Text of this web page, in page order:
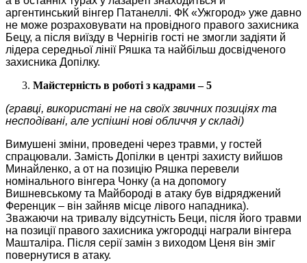
аргентинський вінгер Патанеллі. ФК «Ужгород» уже давно
не може розраховувати на провідного правого захисника
Бецу, а після виїзду в Чернігів гості не змогли задіяти й
лідера середньої лінії Ряшка та найбільш досвідченого
захисника Допілку.
Майстерність в роботі з кадрами – 5
(гравці, використані не на своїх звичних позиціях та
несподівані, але успішні нові обличчя у складі)
Вимушені зміни, проведені через травми, у гостей
спрацювали. Замість Допілки в центрі захисту вийшов
Минайленко, а от на позицію Ряшка перевели
номінального вінгера Чонку (а на допомогу
Вишневському та Майбороді в атаку був відряджений
Ференцик – він зайняв місце лівого нападника).
Зважаючи на тривалу відсутність Беци, після його травми
на позиції правого захисника ужгородці награли вінгера
Машталіра. Після серії замін з виходом Ценя він зміг
повернутися в атаку.